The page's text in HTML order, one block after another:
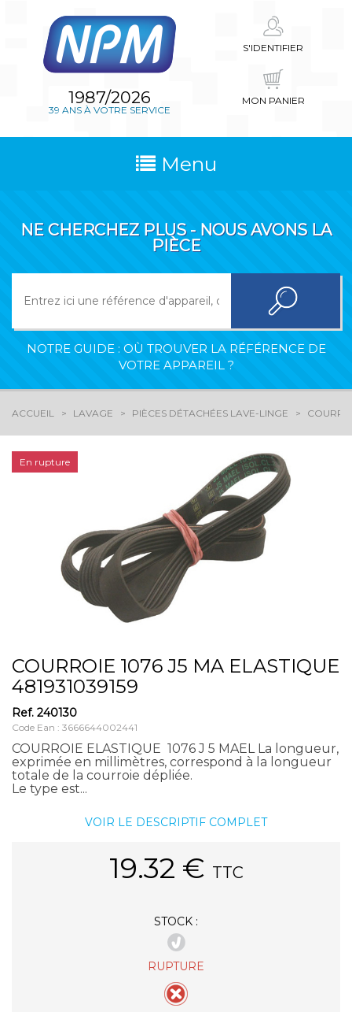
1987/2026
39 ANS À VOTRE SERVICE
S'IDENTIFIER
MON PANIER
Menu
NE CHERCHEZ PLUS - NOUS AVONS LA
PIÈCE
NOTRE GUIDE : OÙ TROUVER LA RÉFÉRENCE DE
VOTRE APPAREIL ?
ACCUEIL LAVAGE PIÈCES DÉTACHÉES LAVE-LINGE
En rupture
COURROIE 1076 J5 MA ELASTIQUE
481931039159
Ref. 240130
Code Ean : 3666644002441
COURROIE ELASTIQUE 1076 J 5 MAEL La longueur,
exprimée en millimètres, correspond à la longueur
totale de la courroie dépliée.
Le type est...
VOIR LE DESCRIPTIF COMPLET
19.32 € TTC
STOCK :
RUPTURE